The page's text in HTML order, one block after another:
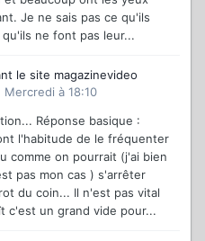
Je ne sais pas ce qu'ils
ne font pas leur...
le site magazinevideo
Mercredi à 18:10
Réponse basique :
l'habitude de le fréquenter
comme on pourrait (j'ai bien
pas mon cas ) s'arrêter
du coin... Il n'est pas vital
c'est un grand vide pour...